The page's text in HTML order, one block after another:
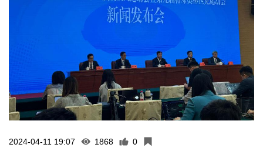
2024-04-11 19:07 1868 0